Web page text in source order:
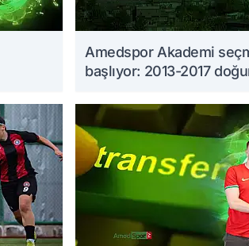
Amedspor Akademi
başlıyor: 2013-2017